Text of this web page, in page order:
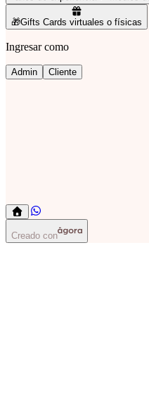
🎁Gifts Cards virtuales o físicas
Ingresar como
Admin Cliente
Creado con